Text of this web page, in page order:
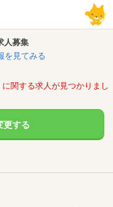
募集
を見てみる
関する求人が見つかりまし
更する